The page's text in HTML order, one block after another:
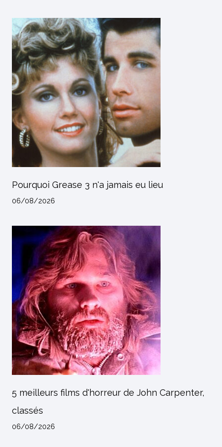
Pourquoi Grease 3 n'a jamais eu lieu
06/08/2026
5 meilleurs films d'horreur de John Carpenter,
classés
06/08/2026